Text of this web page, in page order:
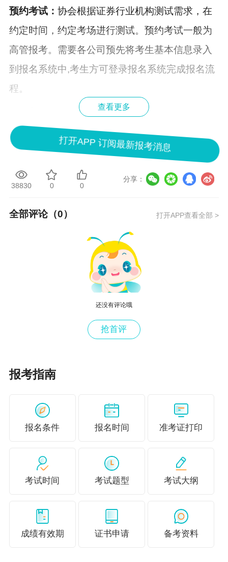
预约考试： 协会根据证券行业机构测试需求，在
约定时间，约定考场进行测试。预约考试一般为
高管报考。需要各公司预先将考生基本信息录入
到报名系统中,考生方可登录报名系统完成报名流
程。
证券从业
考试报名采取网上报名方式。考生登录
中国证券业协会网站（）并按照要求报名。
以上就是2023年9月证券专场考试报名的相关信
小编也会为大家持续更新考试消息，关注【考试
】栏目即可查看！
说明：因考试政策、内容不断变化与调整，正保
会计网校提供的以上考试信息仅供参考，如有异
议，请考生以权威部门公布的内容为准！
第一次参加证券从业资格考试该如何复习？小白
查看更多
打开APP 订阅最新报考消息
38830 0 0
分享：
全部评论（0） 打开APP查看全部 >
还没有评论哦
抢首评
报考指南
报名条件 报名时间 准考证打印
考试时间 考试题型 考试大纲
成绩有效期 证书申请 备考资料